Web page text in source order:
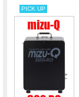
PICK UP